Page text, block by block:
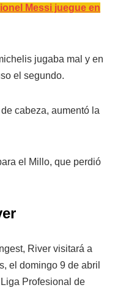
Messi juegue en
jugaba mal y en
el segundo.
cabeza, aumentó la
el Millo, que perdió
River visitará a
el domingo 9 de abril
Profesional de